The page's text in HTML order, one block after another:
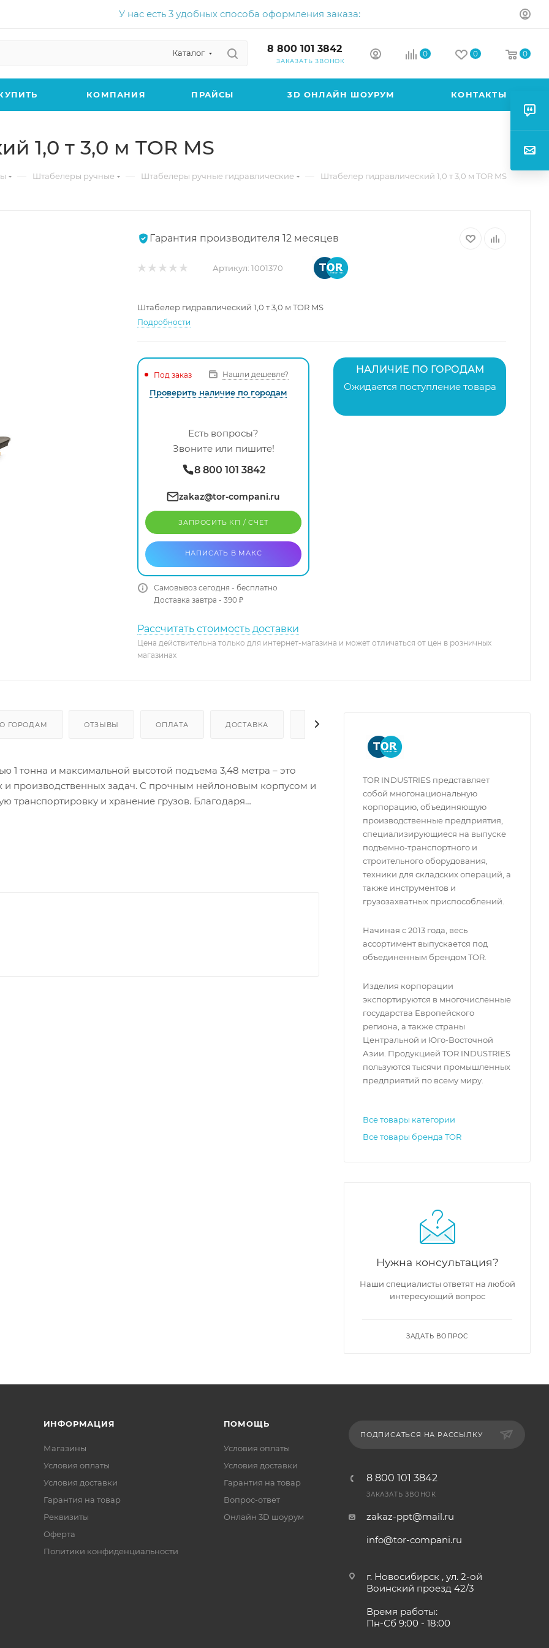
У нас есть 3 удобных способа оформления заказа:
Каталог 8 800 101 3842
ЗАКАЗАТЬ ЗВОНОК
0 0 0
КОМПАНИЯ ПРАЙСЫ 3D ОНЛАЙН ШОУРУМ КОНТАКТЫ
1,0 т 3,0 м TOR MS
— Штабелеры ручные — Штабелеры ручные гидравлические — Штабелер гидравлический 1,0 т 3,0 м TOR MS
Гарантия производителя 12 месяцев
Артикул: 1001370
Штабелер гидравлический 1,0 т 3,0 м TOR MS
Подробности
Под заказ Нашли дешевле?
Проверить наличие по городам
Есть вопросы?
Звоните или пишите!
8 800 101 3842
zakaz@tor-compani.ru
ЗАПРОСИТЬ КП / CЧЕТ
НАПИСАТЬ В МАКС
Самовывоз сегодня - бесплатно
Доставка завтра - 390 ₽
НАЛИЧИЕ ПО ГОРОДАМ
Ожидается поступление товара
Рассчитать стоимость доставки
Цена действительна только для интернет-магазина и может отличаться от цен в розничных
магазинах
ГОРОДАМ ОТЗЫВЫ ОПЛАТА ДОСТАВКА ГАРАНТИЯ И СЕРВИС
1 тонна и максимальной высотой подъема 3,48 метра – это
производственных задач. С прочным нейлоновым корпусом и
транспортировку и хранение грузов. Благодаря
Китае из высококачественных материалов, гарантирующих
TOR INDUSTRIES представляет
собой многонациональную
корпорацию, объединяющую
производственные предприятия,
специализирующиеся на выпуске
подъемно-транспортного и
строительного оборудования,
техники для складских операций, а
также инструментов и
грузозахватных приспособлений.
Начиная с 2013 года, весь
ассортимент выпускается под
объединенным брендом TOR.
Изделия корпорации
экспортируются в многочисленные
государства Европейского
региона, а также страны
Центральной и Юго-Восточной
Азии. Продукцией TOR INDUSTRIES
пользуются тысячи промышленных
предприятий по всему миру.
Все товары категории
Все товары бренда TOR
Нужна консультация?
Наши специалисты ответят на любой
интересующий вопрос
ЗАДАТЬ ВОПРОС
ИНФОРМАЦИЯ
Магазины
Условия оплаты
Условия доставки
Гарантия на товар
Реквизиты
Оферта
Политики конфиденциальности
ПОМОЩЬ
Условия оплаты
Условия доставки
Гарантия на товар
Вопрос-ответ
Онлайн 3D шоурум
ПОДПИСАТЬСЯ НА РАССЫЛКУ
8 800 101 3842
ЗАКАЗАТЬ ЗВОНОК
zakaz-ppt@mail.ru
info@tor-compani.ru
г. Новосибирск , ул. 2-ой
Воинский проезд 42/3
Время работы:
Пн-Сб 9:00 - 18:00